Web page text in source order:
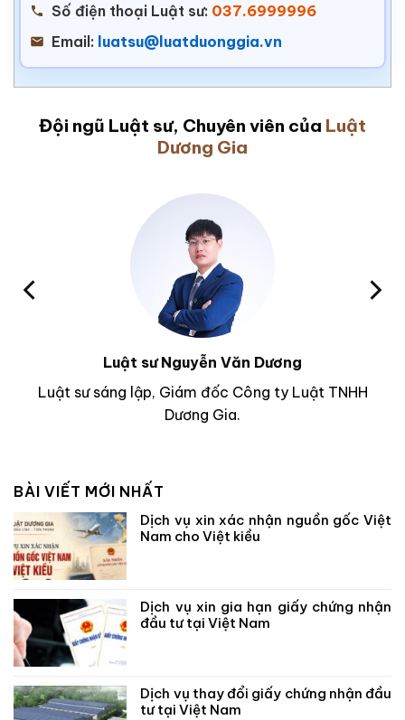
Số điện thoại Luật sư: 037.6999996
Email: luatsu@luatduonggia.vn
Đội ngũ Luật sư, Chuyên viên của Luật
Dương Gia
Luật sư Nguyễn Văn Dương
Luật sư sáng lập, Giám đốc Công ty Luật TNHH
Dương Gia.
BÀI VIẾT MỚI NHẤT
Dịch vụ xin xác nhận nguồn gốc Việt
Nam cho Việt kiều
Dịch vụ xin gia hạn giấy chứng nhận
đầu tư tại Việt Nam
Dịch vụ thay đổi giấy chứng nhận đầu
tư tại Việt Nam